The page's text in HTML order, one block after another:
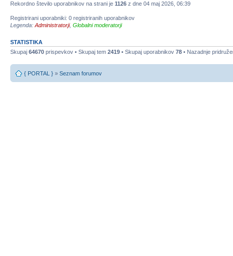
Rekordno število uporabnikov na strani je 1126 z dne 04 maj 2026, 06:39
Registrirani uporabniki: 0 registriranih uporabnikov
Legenda: Administratorji, Globalni moderatorji
STATISTIKA
Skupaj 64670 prispevkov • Skupaj tem 2419 • Skupaj uporabnikov 78 • Nazadnje
{ PORTAL } » Seznam forumov